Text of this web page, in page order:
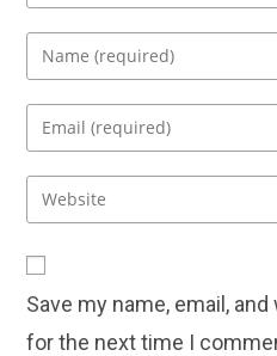
Enter
your
name
comment
Enter
your
email
address
Enter
your
URL
(optional)
Save my name, email,
for the next time I